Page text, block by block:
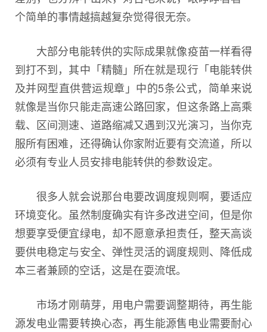
个简单的事情越搞越复杂觉得很无奈。
大部分电能转供的实际成果就像疫苗一样看得
到打不到，其中「精髓」所在就是现行「电能转供
及并网型直供营运规章」中的5条公式，简单来说
就像是当你只能走高速公路回家，但这条路上高乘
载、区间测速、道路缩减又遇到汉光演习，当你克
服所有困难，还得确认你家附近要有交流道，所以
必须有专业人员安排电能转供的参数设定。
很多人就会说那台电要改调度规则啊，要适应
环境变化。虽然制度确实有许多改进空间，但是你
想要享受便宜绿电，却不愿意承担责任，整天高谈
要供电稳定与安全、弹性灵活的调度规则、降低成
本三者兼顾的空话，这是在耍流氓。
市场才刚萌芽，用电户需要调整期待，再生能
源发电业需要转换心态，再生能源售电业需要耐心